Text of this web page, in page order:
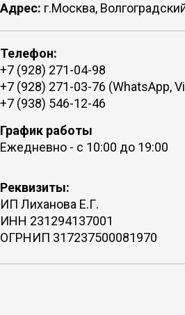
Адрес: г.Москва,
Телефон:
+7 (928) 271-04-98
+7 (928) 271-03-76 (WhatsApp,
+7 (938) 546-12-46
График работы
Ежедневно - с 10:00 до 19:00
Реквизиты:
ИП Лиханова Е.Г.
ИНН 231294137001
ОГРНИП 317237500081970